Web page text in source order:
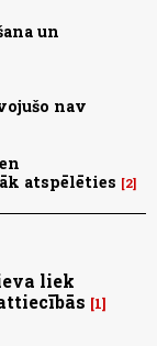
un
nav
atspēlēties
2
liek
1